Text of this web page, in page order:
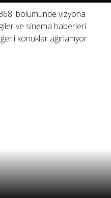
bölümünde vizyona
ve sinema haberleri
konuklar ağırlanıyor.